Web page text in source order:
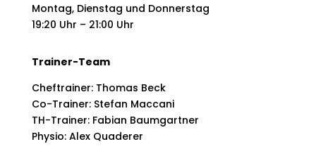
Montag, Dienstag und Donnerstag
19:20 Uhr – 21:00 Uhr
Trainer-Team
Cheftrainer: Thomas Beck
Co-Trainer: Stefan Maccani
TH-Trainer: Fabian Baumgartner
Physio: Alex Quaderer